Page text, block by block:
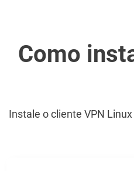
Como
Instale o cliente VPN